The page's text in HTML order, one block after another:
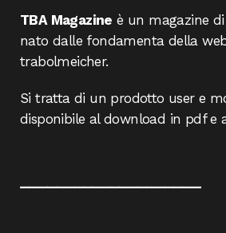
TBA Magazine è un magazine
nato dalle fondamenta della
trabolmeicher.
Si tratta di un prodotto user e
disponibile al download in pdf e